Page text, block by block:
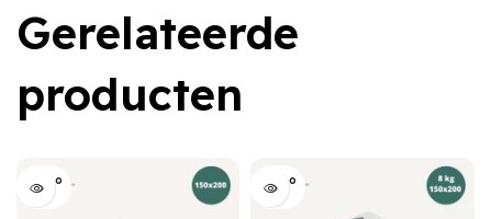
Gerelateerde
producten
Sold o
ut
Sold o
ut